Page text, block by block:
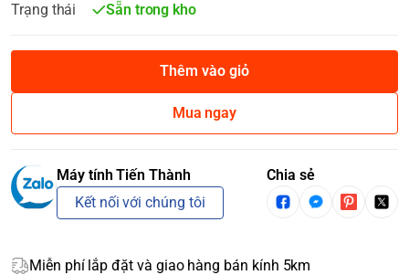
Trạng thái Sẵn trong kho
Thêm vào giỏ
Mua ngay
Máy tính Tiến Thành
Kết nối với chúng tôi
Chia sẻ
Miễn phí lắp đặt và giao hàng bán kính 5km